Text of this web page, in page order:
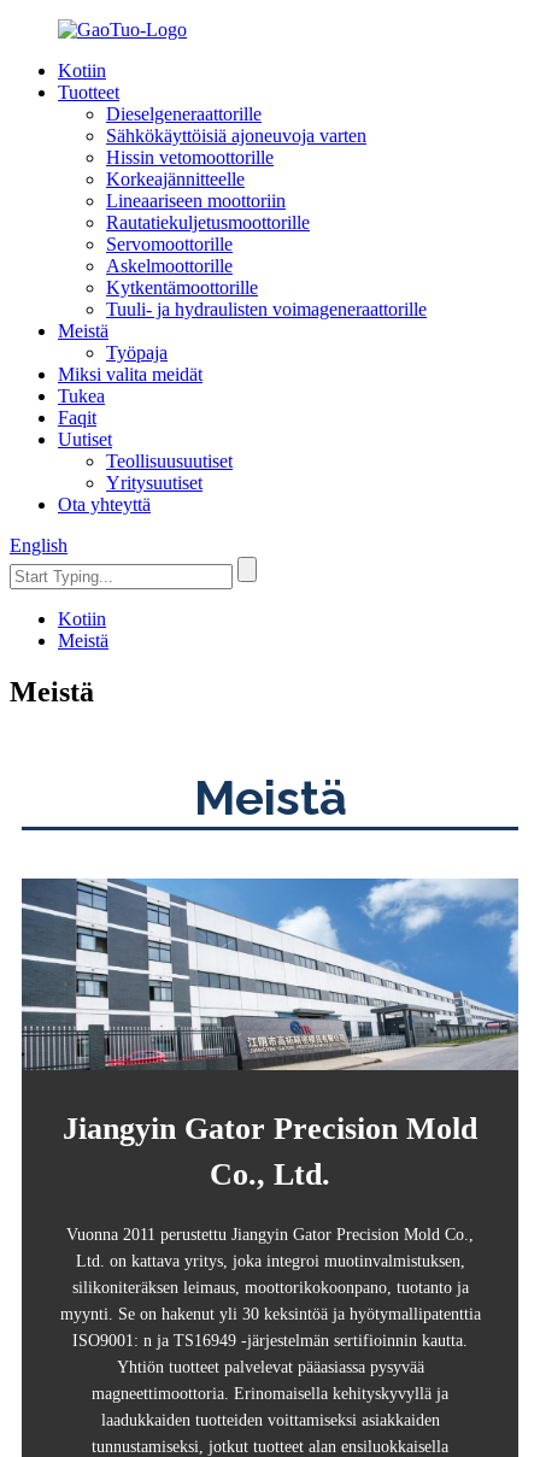
Kotiin
Tuotteet
Dieselgeneraattorille
Sähkökäyttöisiä ajoneuvoja varten
Hissin vetomoottorille
Korkeajännitteelle
Lineaariseen moottoriin
Rautatiekuljetusmoottorille
Servomoottorille
Askelmoottorille
Kytkentämoottorille
Tuuli- ja hydraulisten voimageneraattorille
Meistä
Työpaja
Miksi valita meidät
Tukea
Faqit
Uutiset
Teollisuusuutiset
Yritysuutiset
Ota yhteyttä
English
Kotiin
Meistä
Meistä
Meistä
Jiangyin Gator Precision Mold
Co., Ltd.
Vuonna 2011 perustettu Jiangyin Gator Precision Mold Co.,
Ltd. on kattava yritys, joka integroi muotinvalmistuksen,
silikoniteräksen leimaus, moottorikokoonpano, tuotanto ja
myynti. Se on hakenut yli 30 keksintöä ja hyötymallipatenttia
ISO9001: n ja TS16949 -järjestelmän sertifioinnin kautta.
Yhtiön tuotteet palvelevat pääasiassa pysyvää
magneettimoottoria. Erinomaisella kehityskyvyllä ja
laadukkaiden tuotteiden voittamiseksi asiakkaiden
tunnustamiseksi, jotkut tuotteet alan ensiluokkaisella